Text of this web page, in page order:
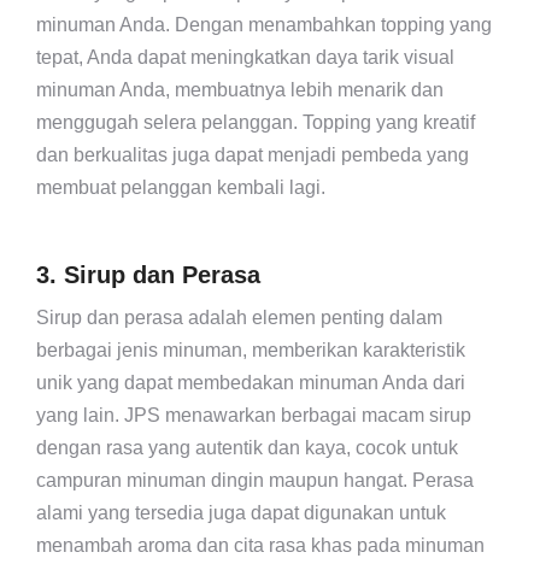
minuman Anda. Dengan menambahkan topping yang
tepat, Anda dapat meningkatkan daya tarik visual
minuman Anda, membuatnya lebih menarik dan
menggugah selera pelanggan. Topping yang kreatif
dan berkualitas juga dapat menjadi pembeda yang
membuat pelanggan kembali lagi.
3. Sirup dan Perasa
Sirup dan perasa adalah elemen penting dalam
berbagai jenis minuman, memberikan karakteristik
unik yang dapat membedakan minuman Anda dari
yang lain. JPS menawarkan berbagai macam sirup
dengan rasa yang autentik dan kaya, cocok untuk
campuran minuman dingin maupun hangat. Perasa
alami yang tersedia juga dapat digunakan untuk
menambah aroma dan cita rasa khas pada minuman